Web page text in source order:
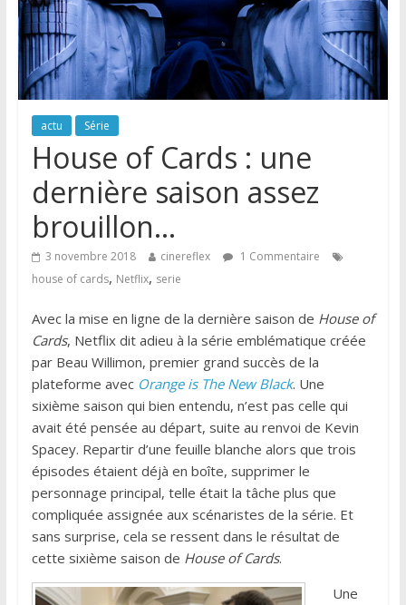
actu Série
House of Cards : une
dernière saison assez
brouillon…
3 novembre 2018 cinereflex
1 Commentaire
house of cards, Netflix, serie
Avec la mise en ligne de la dernière saison de House of
Cards, Netflix dit adieu à la série emblématique créée
par Beau Willimon, premier grand succès de la
plateforme avec Orange is The New Black. Une
sixième saison qui bien entendu, n’est pas celle qui
avait été pensée au départ, suite au renvoi de Kevin
Spacey. Repartir d’une feuille blanche alors que trois
épisodes étaient déjà en boîte, supprimer le
personnage principal, telle était la tâche plus que
compliquée assignée aux scénaristes de la série. Et
sans surprise, cela se ressent dans le résultat de
cette sixième saison de House of Cards.
Une